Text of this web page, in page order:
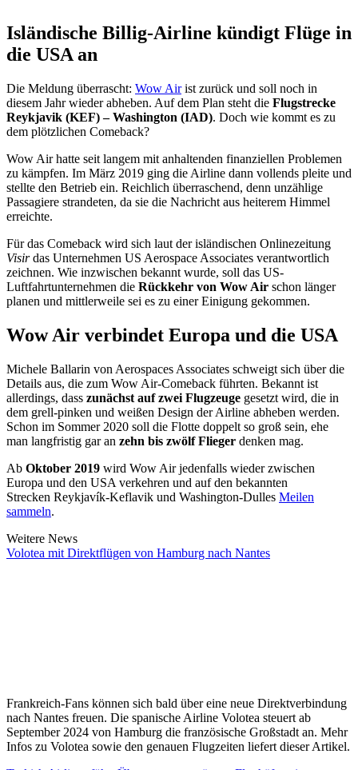
Isländische Billig-Airline kündigt Flüge in
die USA an
Die Meldung überrascht: Wow Airist zurück und soll noch in
diesem Jahr wieder abheben. Auf dem Plan steht die Flugstrecke
Reykjavik (KEF) – Washington (IAD). Doch wie kommt es zu
dem plötzlichen Comeback?
Wow Air hatte seit langem mit anhaltenden finanziellen Problemen
zu kämpfen. Im März 2019 ging die Airline dann vollends pleite und
stellte den Betrieb ein. Reichlich überraschend, denn unzählige
Passagiere strandeten, da sie die Nachricht aus heiterem Himmel
erreichte.
Für das Comeback wird sich laut der isländischen Onlinezeitung
Visirdas Unternehmen US Aerospace Associates verantwortlich
zeichnen. Wie inzwischen bekannt wurde, soll das US-
Luftfahrtunternehmen die Rückkehr von Wow Air schon länger
planen und mittlerweile sei es zu einer Einigung gekommen.
Wow Air verbindet Europa und die USA
Michele Ballarin von Aerospaces Associates schweigt sich über die
Details aus, die zum Wow Air-Comeback führten. Bekannt ist
allerdings, dass zunächst auf zwei Flugzeuge gesetzt wird, die in
dem grell-pinken und weißen Design der Airline abheben werden.
Schon im Sommer 2020 soll die Flotte doppelt so groß sein, ehe
man langfristig gar an zehn bis zwölf Flieger denken mag.
Ab Oktober 2019 wird Wow Air jedenfalls wieder zwischen
Europa und den USA verkehren und auf den bekannten
Strecken Reykjavík-Keflavik und Washington-Dulles Meilen
sammeln.
Weitere News
Volotea mit Direktflügen von Hamburg nach Nantes
Frankreich-Fans können sich bald über eine neue Direktverbindung
nach Nantes freuen. Die spanische Airline Volotea steuert ab
September 2024 von Hamburg die französische Großstadt an. Mehr
Infos zu Volotea sowie den genauen Flugzeiten liefert dieser Artikel.